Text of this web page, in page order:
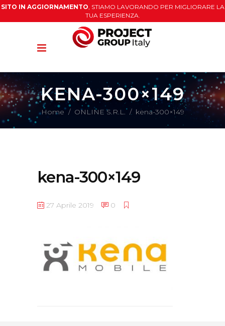
SITO IN AGGIORNAMENTO, STIAMO LAVORANDO PER MIGLIORARE LA
TUA ESPERIENZA.
KENA-300×149
Home/ ONLINE S.R.L./ kena-300×149
kena-300×149
27 Aprile 2019 0